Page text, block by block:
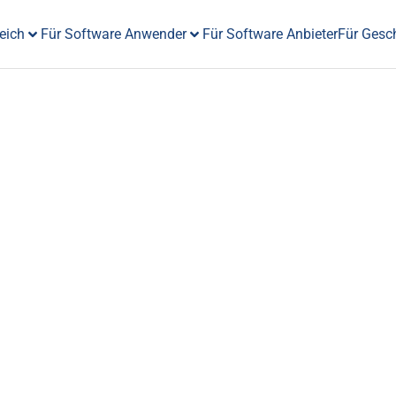
Für Software Anwender Für Software AnbieterFür